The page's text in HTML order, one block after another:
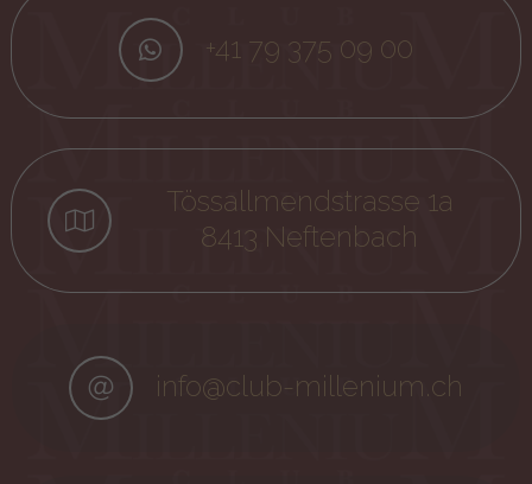
+41 79 375 09 00
Tössallmendstrasse 1a
8413 Neftenbach
info@club-millenium.ch